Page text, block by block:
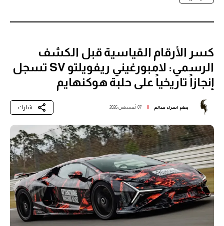
كسر الأرقام القياسية قبل الكشف
الرسمي: لامبورغيني ريفويلتو SV تسجل
إنجازاً تاريخياً على حلبة هوكنهايم
بقلم اسراء سالم 07 أغسطس 2026 شارك